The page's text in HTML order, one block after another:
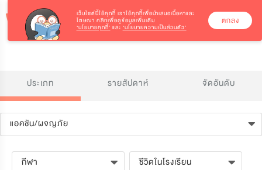
ประเภท รายสัปดาห์ จัดอันดับ
แอคชัน/ผจญภัย
กีฬา ชีวิตในโรงเรียน
เว็บไซต์นี้ใช้คุกกี้ เราใช้คุกกี้เพื่อนำเสนอเนื้อหาและ
โฆษณา คลิกเพื่อดูข้อมูลเพิ่มเติม
‘นโยบายคุกกี้’ และ ‘นโยบายความเป็นส่วนตัว’
ตกลง